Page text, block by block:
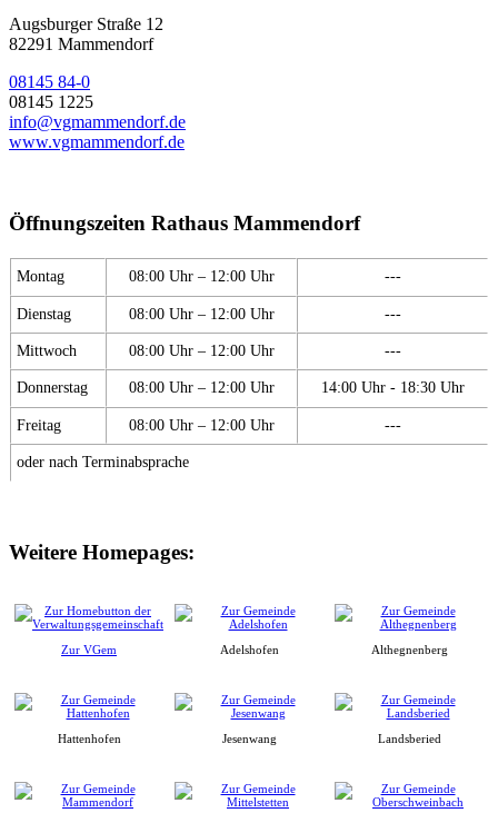
Augsburger Straße 12
82291 Mammendorf
08145 84-0
08145 1225
info@vgmammendorf.de
www.vgmammendorf.de
Öffnungszeiten Rathaus Mammendorf
Montag 08:00 Uhr – 12:00 Uhr ---
Dienstag 08:00 Uhr – 12:00 Uhr ---
Mittwoch 08:00 Uhr – 12:00 Uhr ---
Donnerstag 08:00 Uhr – 12:00 Uhr 14:00 Uhr - 18:30 Uhr
Freitag 08:00 Uhr – 12:00 Uhr ---
oder nach Terminabsprache
Weitere Homepages:
Zur VGem Adelshofen Althegnenberg
Hattenhofen Jesenwang Landsberied